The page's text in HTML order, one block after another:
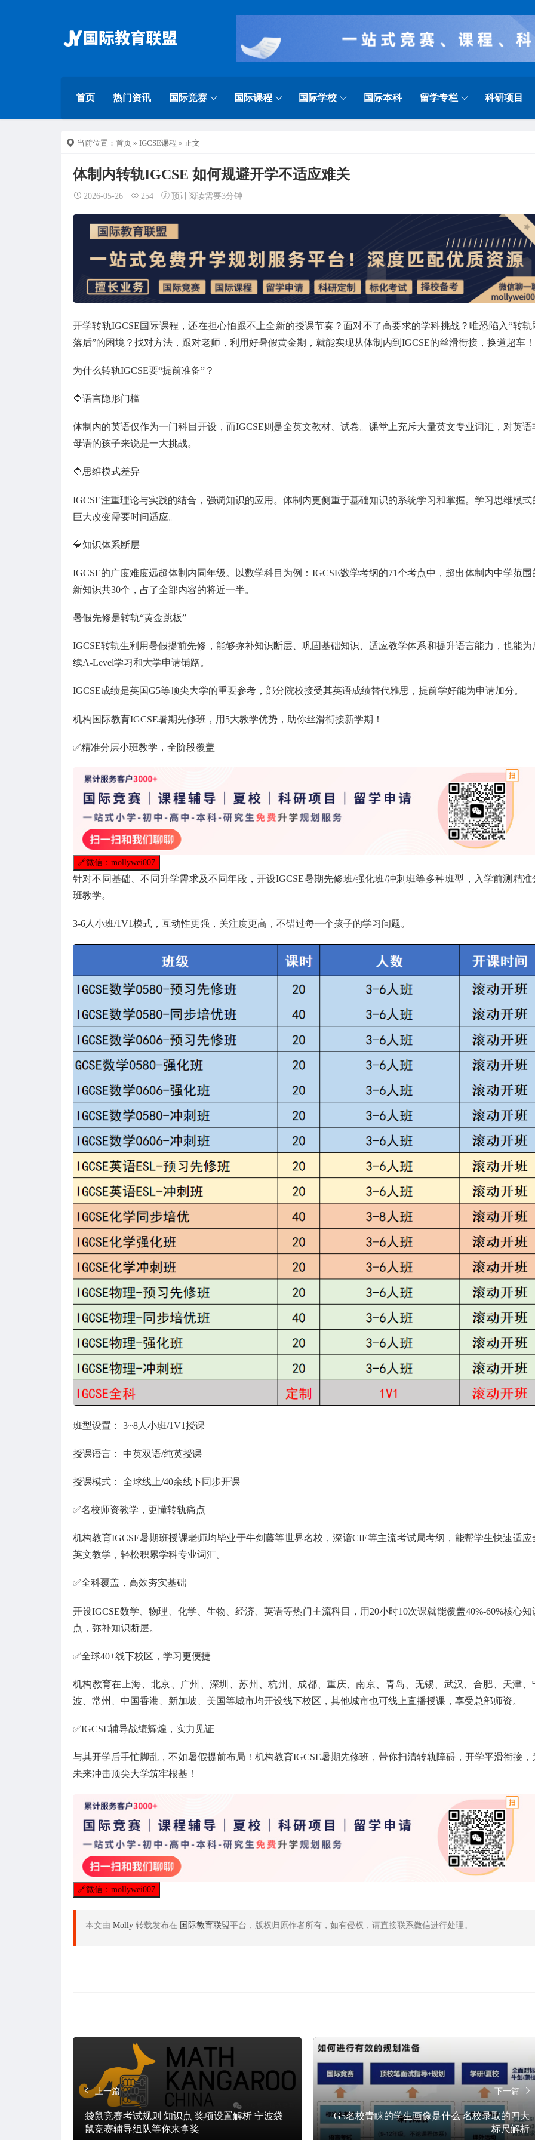
首页 热门资讯 国际竞赛 国际课程 国际学校 国际本科 留学专栏 科研项目
当前位置： 首页 » IGCSE课程 » 正文
体制内转轨IGCSE 如何规避开学不适应难关
2026-05-26 254 预计阅读需要3分钟
开学转轨IGCSE国际课程，还在担心怕跟不上全新的授课节奏？面对不了高要求的学科挑战？唯恐陷入“转轨
落后”的困境？找对方法，跟对老师，利用好暑假黄金期，就能实现从体制内到IGCSE的丝滑衔接，换道超车！
为什么转轨IGCSE要“提前准备”？
🔷语言隐形门槛
体制内的英语仅作为一门科目开设，而IGCSE则是全英文教材、试卷。课堂上充斥大量英文专业词汇，对英语
母语的孩子来说是一大挑战。
🔷思维模式差异
IGCSE注重理论与实践的结合，强调知识的应用。体制内更侧重于基础知识的系统学习和掌握。学习思维模式
巨大改变需要时间适应。
🔷知识体系断层
IGCSE的广度难度远超体制内同年级。以数学科目为例：IGCSE数学考纲的71个考点中，超出体制内中学范围
新知识共30个，占了全部内容的将近一半。
暑假先修是转轨“黄金跳板”
IGCSE转轨生利用暑假提前先修，能够弥补知识断层、巩固基础知识、适应教学体系和提升语言能力，也能为
续A-Level学习和大学申请铺路。
IGCSE成绩是英国G5等顶尖大学的重要参考，部分院校接受其英语成绩替代雅思 ，提前学好能为申请加分。
机构国际教育IGCSE暑期先修班，用5大教学优势，助你丝滑衔接新学期！
✅精准分层小班教学，全阶段覆盖
🔗微信：mollywei007
针对不同基础、不同升学需求及不同年段，开设IGCSE暑期先修班/强化班/冲刺班等多种班型，入学前测精准
班教学。
3-6人小班/1V1模式，互动性更强，关注度更高，不错过每一个孩子的学习问题。
班型设置： 3~8人小班/1V1授课
授课语言： 中英双语/纯英授课
授课模式： 全球线上/40余线下同步开课
✅名校师资教学，更懂转轨痛点
机构教育IGCSE暑期班授课老师均毕业于牛剑藤等世界名校，深谙CIE等主流考试局考纲，能帮学生快速适应
英文教学，轻松积累学科专业词汇。
✅全科覆盖，高效夯实基础
开设IGCSE数学、物理、化学、生物、经济、英语等热门主流科目，用20小时10次课就能覆盖40%-60%核心知
点，弥补知识断层。
✅全球40+线下校区，学习更便捷
机构教育在上海、北京、广州、深圳、苏州、杭州、成都、重庆、南京、青岛、无锡、武汉、合肥、天津、
波、常州、中国香港、新加坡、美国等城市均开设线下校区，其他城市也可线上直播授课，享受总部师资。
✅IGCSE辅导战绩辉煌，实力见证
与其开学后手忙脚乱，不如暑假提前布局！机构教育IGCSE暑期先修班，带你扫清转轨障碍，开学平滑衔接，
未来冲击顶尖大学筑牢根基！
🔗微信：mollywei007
本文由 Molly 转载发布在 国际教育联盟平台，版权归原作者所有，如有侵权，请直接联系微信进行处理。
上一篇
袋鼠竞赛考试规则 知识点 奖项设置解析 宁波袋
鼠竞赛辅导组队等你来拿奖
下一篇
G5名校青睐的学生画像是什么 名校录取的四大
标尺解析